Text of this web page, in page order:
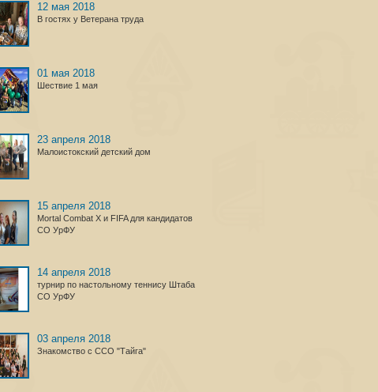
12 мая 2018
В гостях у Ветерана труда
01 мая 2018
Шествие 1 мая
23 апреля 2018
Малоистокский детский дом
15 апреля 2018
Mortal Combat X и FIFA для кандидатов
СО УрФУ
14 апреля 2018
турнир по настольному теннису Штаба
СО УрФУ
03 апреля 2018
Знакомство с ССО "Тайга"